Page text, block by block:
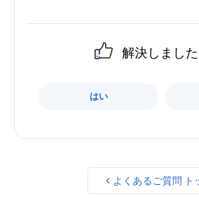
解決しました
はい
よくあるご質問 ト